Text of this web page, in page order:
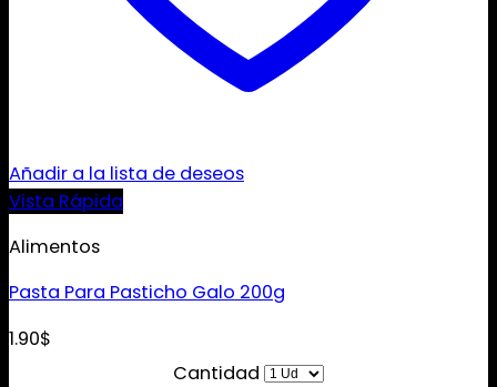
Añadir a la lista de deseos
Vista Rápida
Alimentos
Pasta Para Pasticho Galo 200g
1.90$
Cantidad